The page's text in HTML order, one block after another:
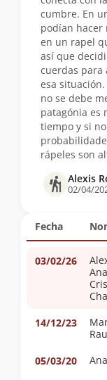
Fecha
03/02/26
14/12/23
05/03/20
cumbre. En
podían hacer
en un rapel
así que
cuerdas para
esa
no se debe
patagónia es
tiempo y si
rápeles son
Alexis
02/04/